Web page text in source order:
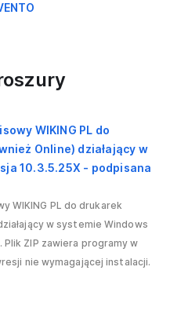
WIKING PL do
Online) działający w
10.3.5.25X - podpisana
WIKING PL do drukarek
w systemie Windows
ZIP zawiera programy w
nie wymagającej instalacji.